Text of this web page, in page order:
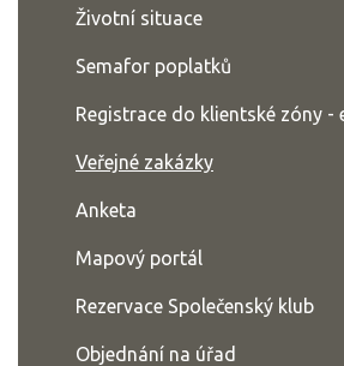
Životní situace
Semafor poplatků
Registrace do klientské zóny -
Veřejné zakázky
Anketa
Mapový portál
Rezervace Společenský klub
Objednání na úřad